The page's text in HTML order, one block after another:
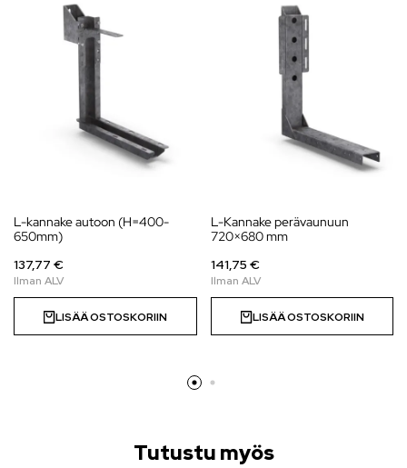
L-kannake autoon (H=400-
650mm)
137,77 €
LISÄÄ OSTOSKORIIN
L-Kannake perävaunuun
720×680 mm
141,75 €
LISÄÄ OSTOSKORIIN
Tutustu myös